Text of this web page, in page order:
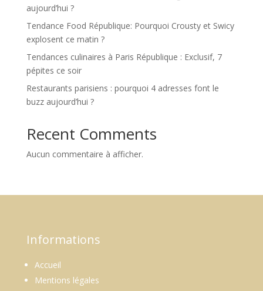
aujourd’hui ?
Tendance Food République: Pourquoi Crousty et Swicy
explosent ce matin ?
Tendances culinaires à Paris République : Exclusif, 7
pépites ce soir
Restaurants parisiens : pourquoi 4 adresses font le
buzz aujourd’hui ?
Recent Comments
Aucun commentaire à afficher.
Informations
Accueil
Mentions légales